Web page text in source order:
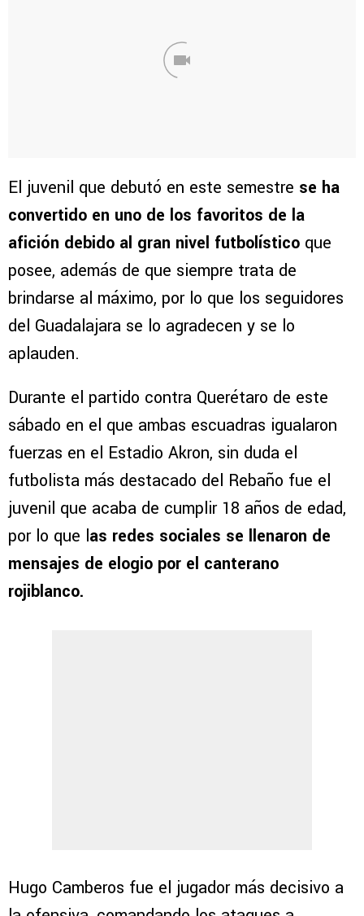
El juvenil que debutó en este semestre se ha
convertido en uno de los favoritos de la
afición debido al gran nivel futbolístico que
posee, además de que siempre trata de
brindarse al máximo, por lo que los seguidores
del Guadalajara se lo agradecen y se lo
aplauden.
Durante el partido contra Querétaro de este
sábado en el que ambas escuadras igualaron
fuerzas en el Estadio Akron, sin duda el
futbolista más destacado del Rebaño fue el
juvenil que acaba de cumplir 18 años de edad,
por lo que las redes sociales se llenaron de
mensajes de elogio por el canterano
rojiblanco.
Hugo Camberos fue el jugador más decisivo a